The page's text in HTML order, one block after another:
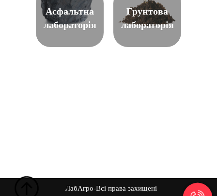
Асфальтна
лабораторія
Грунтова
лабораторія
ЛабАгро-Всі права захищені